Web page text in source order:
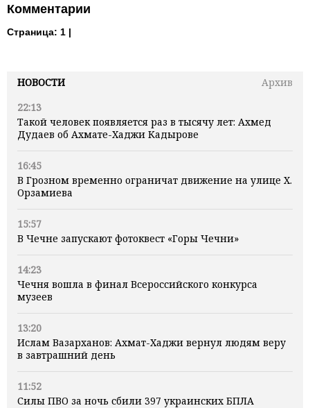
НОВОСТИ
Архив
22:13
Такой человек появляется раз в тысячу лет: Ахмед
Дудаев об Ахмате-Хаджи Кадырове
16:45
В Грозном временно ограничат движение на улице Х.
Орзамиева
15:57
В Чечне запускают фотоквест «Горы Чечни»
14:23
Чечня вошла в финал Всероссийского конкурса
музеев
13:20
Ислам Вазарханов: Ахмат-Хаджи вернул людям веру
в завтрашний день
11:52
Силы ПВО за ночь сбили 397 украинских БПЛА
Комментарии
Страница: 1 |